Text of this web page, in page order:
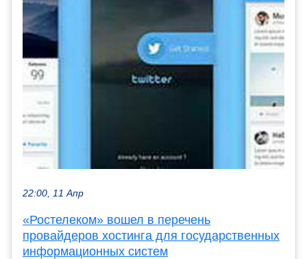
22:00, 11 Апр
«Ростелеком» вошел в перечень
провайдеров хостинга для государственных
информационных систем